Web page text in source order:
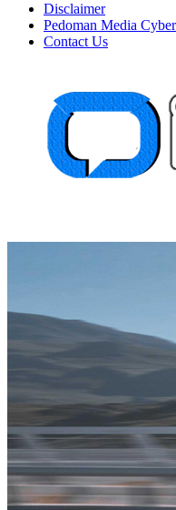
Disclaimer
Pedoman Media Cyber
Contact Us